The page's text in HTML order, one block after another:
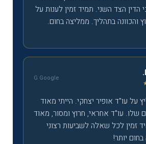
הדין הצד השני. תמיד זמין לענות על
והכוונה בתהליך. ממליצה בחום.
G Google
על עו"ד אופיר יצחקי. הייתי מאוד
שלו. עו"ד אחראי, חרוץ ומסור, מאוד
זמין לכל שאלה לשביעות רצוני
יותר!